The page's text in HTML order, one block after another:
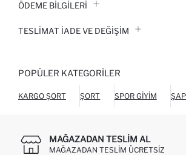
ÖDEME BİLGİLERİ
TESLIMAT İADE VE DEĞIŞIM
POPÜLER KATEGORILER
KARGO ŞORT ŞORT SPOR GIYIM
MAĞAZADAN TESLIM AL
MAĞAZADAN TESLIM ÜCRETSIZ